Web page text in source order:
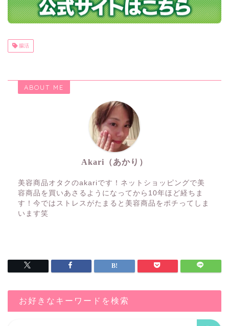
腸活
ABOUT ME
Akari（あかり）
美容商品オタクのakariです！ネットショッピングで美
容商品を買いあさるようになってから10年ほど経ちま
す！今ではストレスがたまると美容商品をポチってしま
います笑
お好きなキーワードを検索